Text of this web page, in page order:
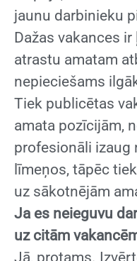
jaunu darbinieku
Dažas vakances
atrastu amatam
nepieciešams
Tiek publicētas
amata pozīcijām,
profesionāli izaug
līmeņos, tāpēc
uz sākotnējām
Ja es neieguvu
uz citām
Jā, protams.